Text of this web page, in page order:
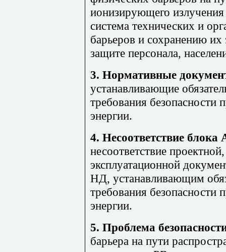
ионизирующего
система технических и
барьеров и сохранению
защите персонала,
3. Нормативные
устанавливающие
требования безопасности
энергии.
4. Несоответствие
несоответствие
эксплуатационной
НД, устанавливающим
требования безопасности
энергии.
5. Проблема
барьера на пути